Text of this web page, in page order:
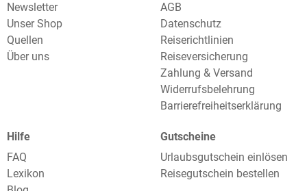
Newsletter
Unser Shop
Quellen
Über uns
AGB
Datenschutz
Reiserichtlinien
Reiseversicherung
Zahlung & Versand
Widerrufsbelehrung
Barrierefreiheitserklärung
Hilfe
FAQ
Lexikon
Gutscheine
Urlaubsgutschein einlösen
Reisegutschein bestellen